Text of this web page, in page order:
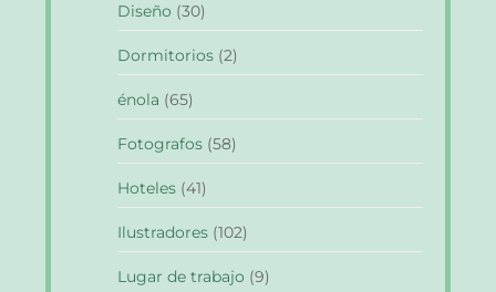
Diseño (30)
Dormitorios (2)
énola (65)
Fotografos (58)
Hoteles (41)
Ilustradores (102)
Lugar de trabajo (9)